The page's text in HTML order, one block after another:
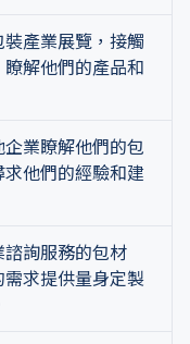
產業展覽，接觸
解他們的產品和
業瞭解他們的包
他們的經驗和建
諮詢服務的包材
求提供量身定製